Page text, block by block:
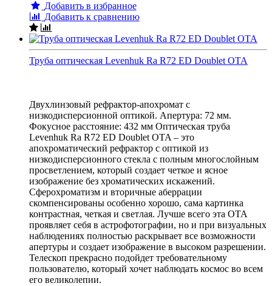
Добавить в избранное
Добавить к сравнению
Труба оптическая Levenhuk Ra R72 ED Doublet OTA
Двухлинзовый рефрактор-апохромат с
низкодисперсионной оптикой. Апертура: 72 мм.
Фокусное расстояние: 432 мм Оптическая труба
Levenhuk Ra R72 ED Doublet OTA – это
апохроматический рефрактор с оптикой из
низкодисперсионного стекла с полным многослойным
просветлением, который создает четкое и ясное
изображение без хроматических искажений.
Сферохроматизм и вторичные аберрации
скомпенсированы особенно хорошо, сама картинка
контрастная, четкая и светлая. Лучше всего эта ОТА
проявляет себя в астрофотографии, но и при визуальных
наблюдениях полностью раскрывает все возможности
апертуры и создает изображение в высоком разрешении.
Телескоп прекрасно подойдет требовательному
пользователю, который хочет наблюдать космос во всем
его великолепии.